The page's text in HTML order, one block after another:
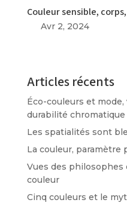
Couleur sensible,
Avr 2, 2024
Articles récents
Éco-couleurs et
durabilité chromatique
Les spatialités sont
La couleur, paramètre
Vues des
couleur
Cinq couleurs et le